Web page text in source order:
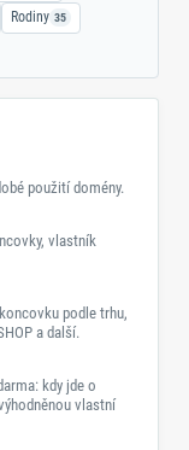
Rodiny 35
použití domény.
vlastník
podle trhu,
a další.
kdy jde o
vlastní